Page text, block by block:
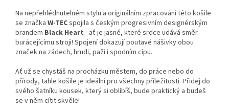
Na nepřehlédnutelném stylu a originálním zpracování této košile
se značka W-TECspojila s českým progresivním designérským
brandem Black Heart - ať je jasné, které srdce udává směr
burácejícímu stroji! Spojení dokazují poutavé nášivky obou
značek na zádech, hrudi, paži i spodním cípu.
Ať už se chystáš na procházku městem, do práce nebo do
přírody, tahle košile je ideální pro všechny příležitosti. Přidej do
svého šatníku kousek, který si oblíbíš, bude praktický a budeš
se v něm cítit skvěle!